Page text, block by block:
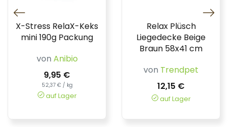
X-Stress RelaX-Keks
mini 190g Packung
von Anibio
9,95 €
52,37 € / kg
auf Lager
Relax Plüsch
Liegedecke Beige
Braun 58x41 cm
von Trendpet
12,15 €
auf Lager